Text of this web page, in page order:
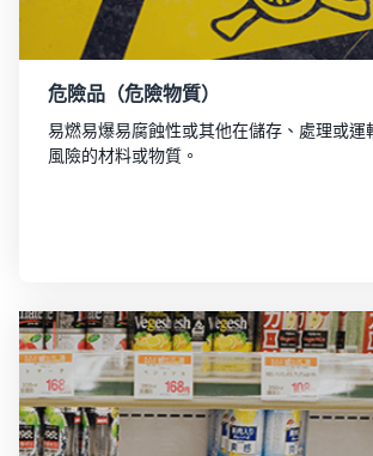
危險品（危險物質）
易燃易爆易腐蝕性或其他在儲存、處理或運
風險的材料或物質。